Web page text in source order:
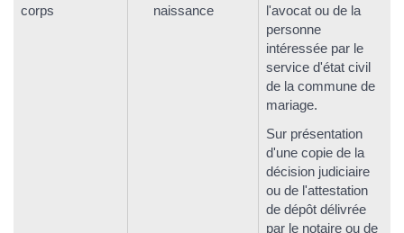
corps
naissance
l'avocat ou de la
personne
intéressée par le
service d'état civil
de la commune de
mariage.
Sur présentation
d'une copie de la
décision judiciaire
ou de l'attestation
de dépôt délivrée
par le notaire ou de